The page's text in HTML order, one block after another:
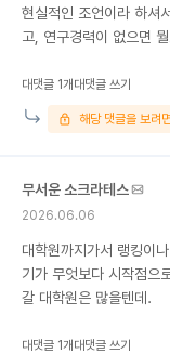
현실적인 조언이라 하셔
고, 연구경력이 없으면
대댓글 1개대댓글 쓰기
해당 댓글을 보려
무서운 소크라테스
2026.06.06
대학원까지가서 랭킹이
기가 무엇보다 시작점으
갈 대학원은 많을텐데.
대댓글 1개대댓글 쓰기